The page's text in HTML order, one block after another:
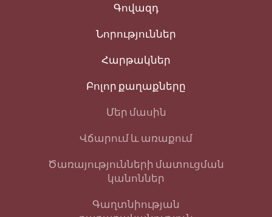
Գովազդ
Նորություններ
Հարթակներ
Բոլոր քաղաքները
Մեր մասին
Վճարում և առաքում
Ծառայությունների մատուցման
կանոններ
Գաղտնիության